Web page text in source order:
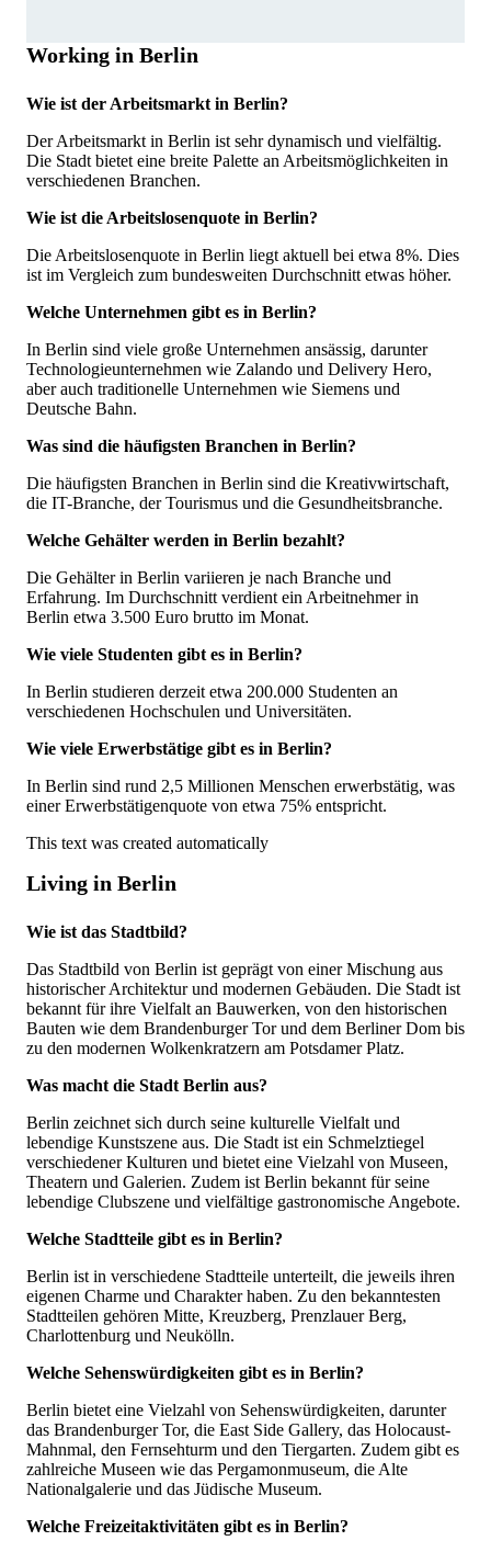
Working in Berlin
Wie ist der Arbeitsmarkt in Berlin?
Der Arbeitsmarkt in Berlin ist sehr dynamisch und vielfältig.
Die Stadt bietet eine breite Palette an Arbeitsmöglichkeiten in
verschiedenen Branchen.
Wie ist die Arbeitslosenquote in Berlin?
Die Arbeitslosenquote in Berlin liegt aktuell bei etwa 8%. Dies
ist im Vergleich zum bundesweiten Durchschnitt etwas höher.
Welche Unternehmen gibt es in Berlin?
In Berlin sind viele große Unternehmen ansässig, darunter
Technologieunternehmen wie Zalando und Delivery Hero,
aber auch traditionelle Unternehmen wie Siemens und
Deutsche Bahn.
Was sind die häufigsten Branchen in Berlin?
Die häufigsten Branchen in Berlin sind die Kreativwirtschaft,
die IT-Branche, der Tourismus und die Gesundheitsbranche.
Welche Gehälter werden in Berlin bezahlt?
Die Gehälter in Berlin variieren je nach Branche und
Erfahrung. Im Durchschnitt verdient ein Arbeitnehmer in
Berlin etwa 3.500 Euro brutto im Monat.
Wie viele Studenten gibt es in Berlin?
In Berlin studieren derzeit etwa 200.000 Studenten an
verschiedenen Hochschulen und Universitäten.
Wie viele Erwerbstätige gibt es in Berlin?
In Berlin sind rund 2,5 Millionen Menschen erwerbstätig, was
einer Erwerbstätigenquote von etwa 75% entspricht.
This text was created automatically
Living in Berlin
Wie ist das Stadtbild?
Das Stadtbild von Berlin ist geprägt von einer Mischung aus
historischer Architektur und modernen Gebäuden. Die Stadt ist
bekannt für ihre Vielfalt an Bauwerken, von den historischen
Bauten wie dem Brandenburger Tor und dem Berliner Dom bis
zu den modernen Wolkenkratzern am Potsdamer Platz.
Was macht die Stadt Berlin aus?
Berlin zeichnet sich durch seine kulturelle Vielfalt und
lebendige Kunstszene aus. Die Stadt ist ein Schmelztiegel
verschiedener Kulturen und bietet eine Vielzahl von Museen,
Theatern und Galerien. Zudem ist Berlin bekannt für seine
lebendige Clubszene und vielfältige gastronomische Angebote.
Welche Stadtteile gibt es in Berlin?
Berlin ist in verschiedene Stadtteile unterteilt, die jeweils ihren
eigenen Charme und Charakter haben. Zu den bekanntesten
Stadtteilen gehören Mitte, Kreuzberg, Prenzlauer Berg,
Charlottenburg und Neukölln.
Welche Sehenswürdigkeiten gibt es in Berlin?
Berlin bietet eine Vielzahl von Sehenswürdigkeiten, darunter
das Brandenburger Tor, die East Side Gallery, das Holocaust-
Mahnmal, den Fernsehturm und den Tiergarten. Zudem gibt es
zahlreiche Museen wie das Pergamonmuseum, die Alte
Nationalgalerie und das Jüdische Museum.
Welche Freizeitaktivitäten gibt es in Berlin?